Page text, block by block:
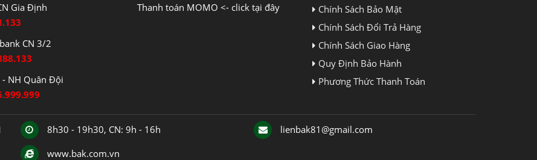
Gia Định
CN 3/2
- NH Quân Đội
Thanh toán MOMO <- click tại đây
Chính Sách Bảo Mật
Chính Sách Đổi Trả Hàng
Chính Sách Giao Hàng
Quy Định Bảo Hành
Phương Thức Thanh Toán
8h30 - 19h30, CN: 9h - 16h
www.bak.com.vn
lienbak81@gmail.com